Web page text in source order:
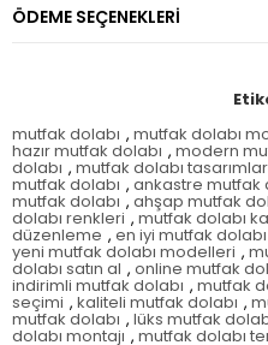
ÖDEME SEÇENEKLERI
mutfak dolabı , mutfak dolabı
hazır mutfak dolabı , modern
dolabı , mutfak dolabı
mutfak dolabı , ankastre mutfak
mutfak dolabı , ahşap mutfak
dolabı renkleri , mutfak dolabı
düzenleme , en iyi mutfak dolabı
yeni mutfak dolabı modelleri ,
dolabı satın al , online mutfak
indirimli mutfak dolabı , mutfak
seçimi , kaliteli mutfak dolabı ,
mutfak dolabı , lüks mutfak
dolabı montajı , mutfak dolabı